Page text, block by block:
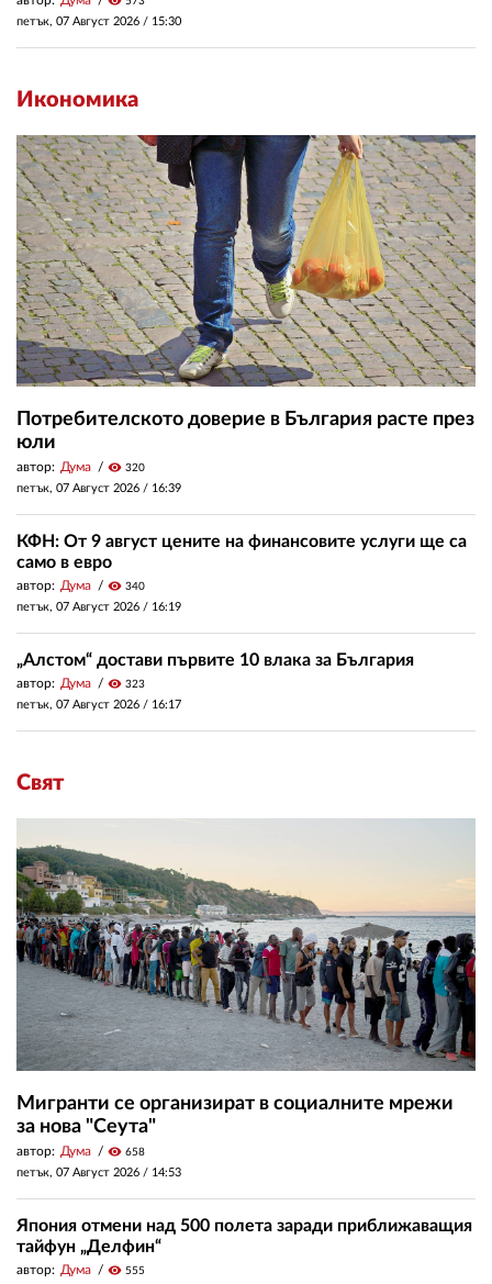
петък, 07 Август 2026 / 15:30
Икономика
Потребителското доверие в България расте през
юли
автор: Дума visibility 320
петък, 07 Август 2026 / 16:39
КФН: От 9 август цените на финансовите услуги ще са
само в евро
автор: Дума visibility 340
петък, 07 Август 2026 / 16:19
„Алстом“ достави първите 10 влака за България
автор: Дума visibility 323
петък, 07 Август 2026 / 16:17
Свят
Мигранти се организират в социалните мрежи
за нова "Сеута"
автор: Дума visibility 658
петък, 07 Август 2026 / 14:53
Япония отмени над 500 полета заради приближаващия
тайфун „Делфин“
автор: Дума visibility 555